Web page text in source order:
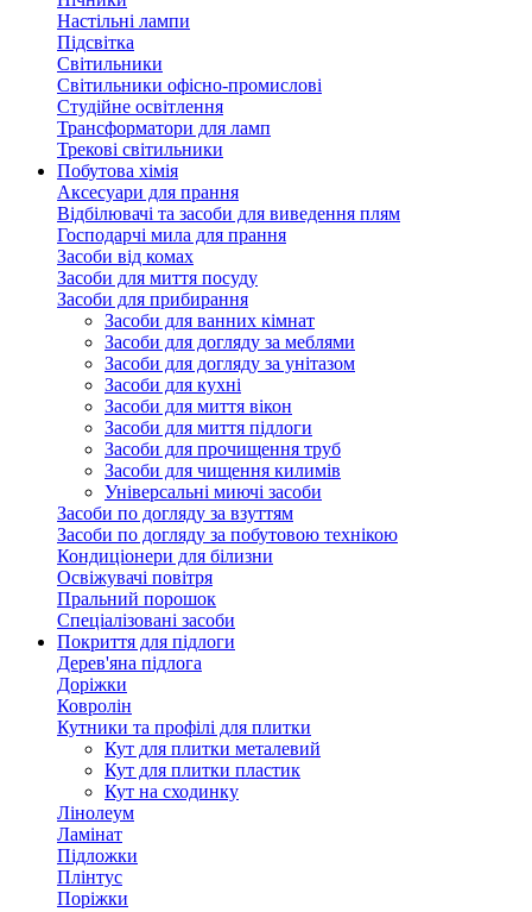
Настільні лампи
Підсвітка
Світильники
Світильники офісно-промислові
Студійне освітлення
Трансформатори для ламп
Трекові світильники
Побутова хімія
Аксесуари для прання
Відбілювачі та засоби для виведення плям
Господарчі мила для прання
Засоби від комах
Засоби для миття посуду
Засоби для прибирання
Засоби для ванних кімнат
Засоби для догляду за меблями
Засоби для догляду за унітазом
Засоби для кухні
Засоби для миття вікон
Засоби для миття підлоги
Засоби для прочищення труб
Засоби для чищення килимів
Універсальні миючі засоби
Засоби по догляду за взуттям
Засоби по догляду за побутовою технікою
Кондиціонери для білизни
Освіжувачі повітря
Пральний порошок
Спеціалізовані засоби
Покриття для підлоги
Дерев'яна підлога
Доріжки
Ковролін
Кутники та профілі для плитки
Кут для плитки металевий
Кут для плитки пластик
Кут на сходинку
Лінолеум
Ламінат
Підложки
Плінтус
Поріжки